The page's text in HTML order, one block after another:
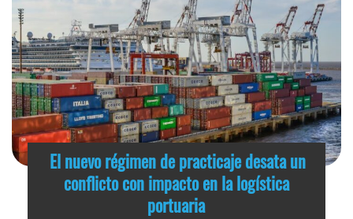
El nuevo régimen de practicaje desata un
conflicto con impacto en la logística
portuaria